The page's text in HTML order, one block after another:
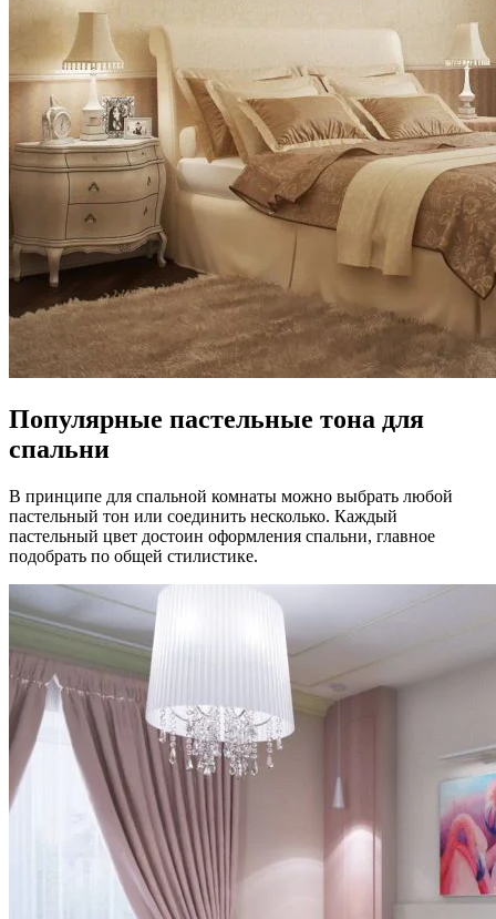
Популярные пастельные тона для
спальни
В принципе для спальной комнаты можно выбрать любой
пастельный тон или соединить несколько. Каждый
пастельный цвет достоин оформления спальни, главное
подобрать по общей стилистике.